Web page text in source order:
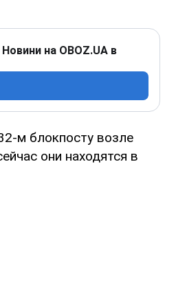
на OBOZ.UA в
м блокпосту возле
они находятся в